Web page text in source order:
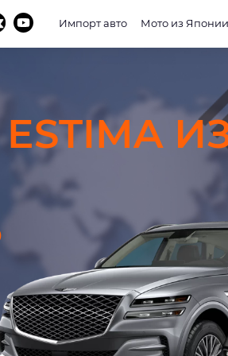
Импорт авто Мото из Японии
ESTIMA